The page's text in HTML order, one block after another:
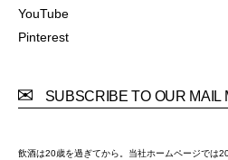
YouTube
Pinterest
SUBSCRIBE TO OUR MAIL
飲酒は20歳を過ぎてから。当社ホームページでは